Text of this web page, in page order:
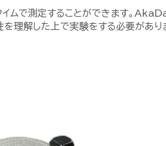
ムで測定することができます。
理解した上で実験をする必要があり